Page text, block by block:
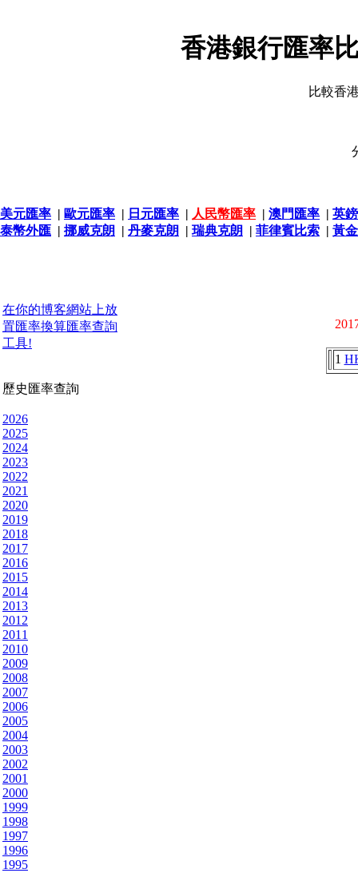
香港銀行匯率
比較香
美元匯率 | 歐元匯率 | 日元匯率 | 人民幣匯率 | 澳門匯率 | 英
泰幣外匯 | 挪威克朗 | 丹麥克朗 | 瑞典克朗 | 菲律賓比索 | 黃
在你的博客網站上放
置匯率換算匯率查詢
工具!
歷史匯率查詢
2026
2025
2024
2023
2022
2021
2020
2019
2018
2017
2016
2015
2014
2013
2012
2011
2010
2009
2008
2007
2006
2005
2004
2003
2002
2001
2000
1999
1998
1997
1996
1995
1